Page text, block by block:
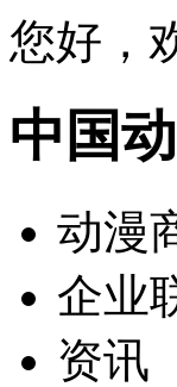
您好，
中国
动漫
企业
资讯